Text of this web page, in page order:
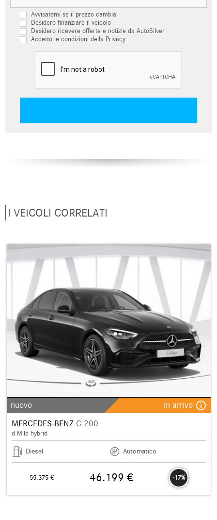
Avvisatemi se il prezzo cambia
Desidero finanziare il veicolo
Desidero ricevere offerte e notizie da AutoSilver
Accetto le condizioni della Privacy
I VEICOLI CORRELATI
nuovo In arrivo info_outline
MERCEDES-BENZC 200
d Mild hybrid
Diesel Automatico
55.375 € -17%
46.199 €